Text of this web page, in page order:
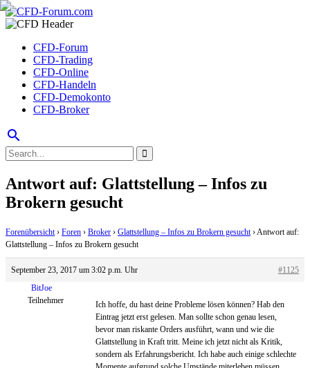
CFD-Forum
CFD-Trading
CFD-Online
CFD-Handeln
CFD-Demokonto
CFD-Broker
search
Antwort auf: Glattstellung – Infos zu
Brokern gesucht
Forenübersicht › Foren › Broker › Glattstellung – Infos zu Brokern gesucht ›Antwort auf:
Glattstellung – Infos zu Brokern gesucht
September 23, 2017 um 3:02 p.m. Uhr
#1125
BitJoe
Teilnehmer
Ich hoffe, du hast deine Probleme lösen können? Hab den
Eintrag jetzt erst gelesen. Man sollte schon genau lesen,
bevor man riskante Orders ausführt, wann und wie die
Glattstellung in Kraft tritt. Meine ich jetzt nicht als Kritik,
sondern als Erfahrungsbericht. Ich habe auch einige schlechte